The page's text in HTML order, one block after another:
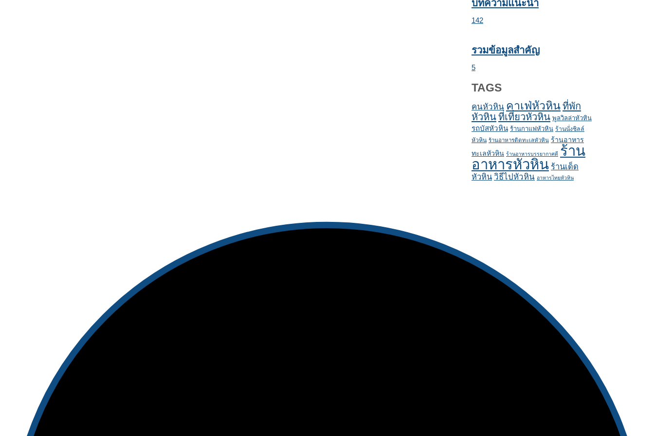
บทความแนะนำ
142
รวมข้อมูลสำคัญ
5
TAGS
คนหัวหิน คาเฟ่หัวหินที่พัก
หัวหินที่เที่ยวหัวหิน พูลวิลล่าหัวหิน
รถบัสหัวหิน ร้านกาแฟหัวหิน ร้านนั่งชิลล์
หัวหิน ร้านอาหารติดทะเลหัวหิน ร้านอาหาร
ทะเลหัวหิน ร้านอาหารบรรยากาศดี ร้าน
อาหารหัวหิน ร้านเด็ด
หัวหิน วิธีไปหัวหิน อาหารไทยหัวหิน